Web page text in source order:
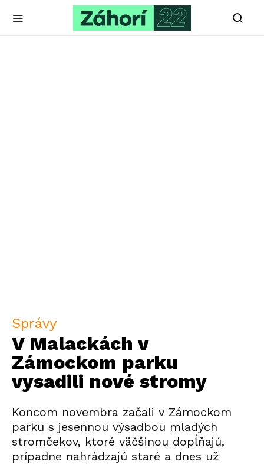
Správy
V Malackách v
Zámockom parku
vysadili nové stromy
Koncom novembra začali v Zámockom
parku s jesennou výsadbou mladých
stromčekov, ktoré väčšinou dopĺňajú,
prípadne nahrádzajú staré a dnes už